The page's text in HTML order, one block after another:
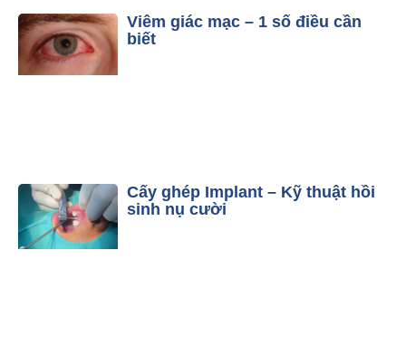
Viêm giác mạc – 1 số điều cần
biết
Cấy ghép Implant – Kỹ thuật hồi
sinh nụ cười